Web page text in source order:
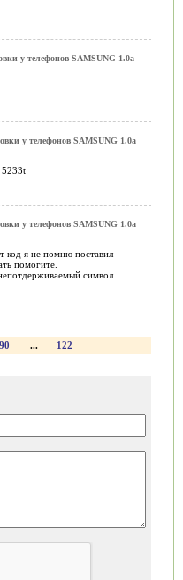
у телефонов SAMSUNG 1.0a
у телефонов SAMSUNG 1.0a
5233t
у телефонов SAMSUNG 1.0a
код я не помню поставил
помогите.
символ
90 ... 122